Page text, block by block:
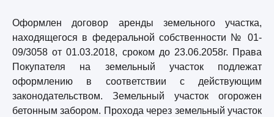
Оформлен договор аренды земельного участка,
находящегося в федеральной собственности № 01-
09/3058 от 01.03.2018, сроком до 23.06.2058г. Права
Покупателя на земельный участок подлежат
оформлению в соответствии с действующим
законодательством. Земельный участок огорожен
бетонным забором. Прохода через земельный участок